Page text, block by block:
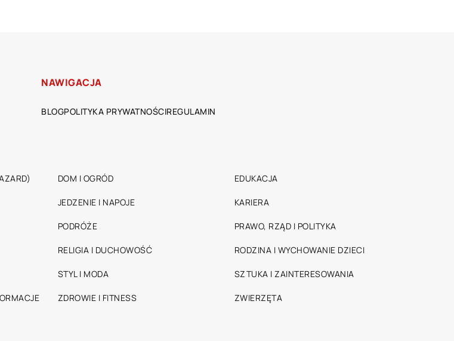
NAWIGACJA
BLOGPOLITYKA PRYWATNOŚCIREGULAMIN
DOM I OGRÓD EDUKACJA
JEDZENIE I NAPOJE KARIERA
PODRÓŻE PRAWO, RZĄD I POLITYKA
RELIGIA I DUCHOWOŚĆ RODZINA I WYCHOWANIE DZIECI
STYL I MODA SZTUKA I ZAINTERESOWANIA
ZDROWIE I FITNESS ZWIERZĘTA